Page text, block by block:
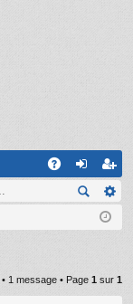
on ns
cri
• 1 message • Page 1 sur 1